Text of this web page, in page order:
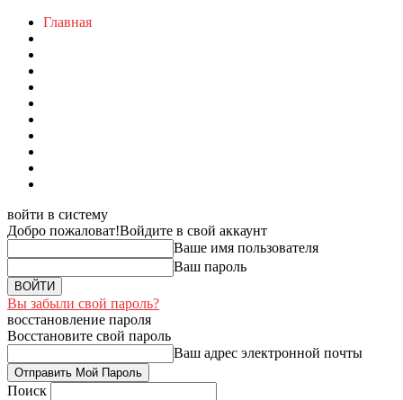
Главная
войти в систему
Добро пожаловат!Войдите в свой аккаунт
Ваше имя пользователя
Ваш пароль
Вы забыли свой пароль?
восстановление пароля
Восстановите свой пароль
Ваш адрес электронной почты
Поиск